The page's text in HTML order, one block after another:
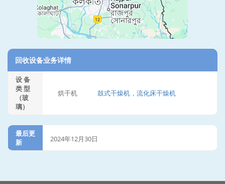
回收设备业务详情
设 备
类 型
（玻
璃）
烘干机 鼓式干燥机，流化床干燥机
最后更
新
2024年12月30日